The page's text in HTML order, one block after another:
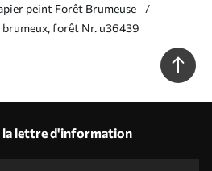
peint Forêt Brumeuse
forêt Nr. u36439
la lettre d'information